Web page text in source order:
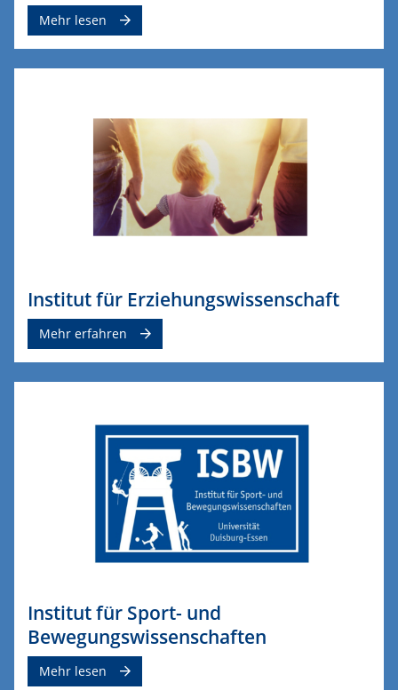
Mehr lesen
Institut für Erziehungswissenschaft
Mehr erfahren
Institut für Sport- und
Bewegungswissenschaften
Mehr lesen